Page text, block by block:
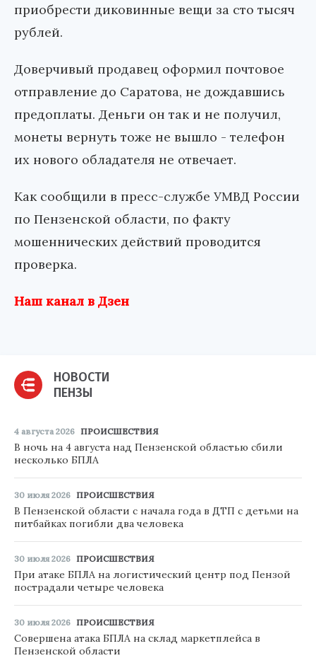
приобрести диковинные вещи за сто тысяч
рублей.
Доверчивый продавец оформил почтовое
отправление до Саратова, не дождавшись
предоплаты. Деньги он так и не получил,
монеты вернуть тоже не вышло - телефон
их нового обладателя не отвечает.
Как сообщили в пресс-службе УМВД России
по Пензенской области, по факту
мошеннических действий проводится
проверка.
Наш канал в Дзен
НОВОСТИ
ПЕНЗЫ
4 августа 2026 ПРОИСШЕСТВИЯ
В ночь на 4 августа над Пензенской областью сбили
несколько БПЛА
30 июля 2026 ПРОИСШЕСТВИЯ
В Пензенской области с начала года в ДТП с детьми на
питбайках погибли два человека
30 июля 2026 ПРОИСШЕСТВИЯ
При атаке БПЛА на логистический центр под Пензой
пострадали четыре человека
30 июля 2026 ПРОИСШЕСТВИЯ
Совершена атака БПЛА на склад маркетплейса в
Пензенской области